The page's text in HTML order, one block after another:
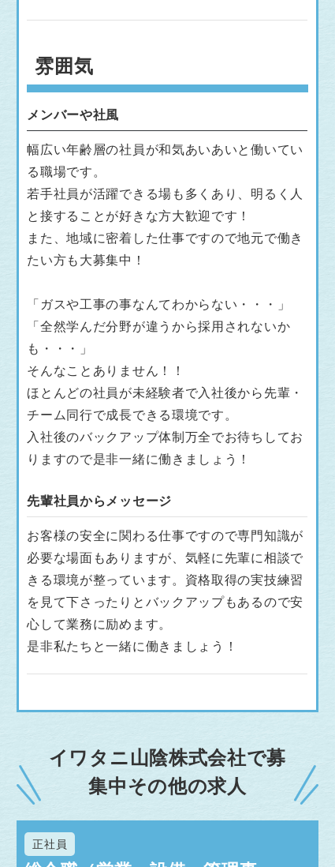
雰囲気
メンバーや社風
幅広い年齢層の社員が和気あいあいと働いてい
る職場です。
若手社員が活躍できる場も多くあり、明るく人
と接することが好きな方大歓迎です！
また、地域に密着した仕事ですので地元で働き
たい方も大募集中！
「ガスや工事の事なんてわからない・・・」
「全然学んだ分野が違うから採用されないか
も・・・」
そんなことありません！！
ほとんどの社員が未経験者で入社後から先輩・
チーム同行で成長できる環境です。
入社後のバックアップ体制万全でお待ちしてお
りますので是非一緒に働きましょう！
先輩社員からメッセージ
お客様の安全に関わる仕事ですので専門知識が
必要な場面もありますが、気軽に先輩に相談で
きる環境が整っています。資格取得の実技練習
を見て下さったりとバックアップもあるので安
心して業務に励めます。
是非私たちと一緒に働きましょう！
イワタニ山陰株式会社で募
集中その他の求人
正社員